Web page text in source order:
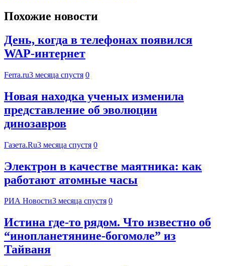
Похожие новости
День, когда в телефонах появился
WAP-интернет
Ferra.ru3 месяца спустя 0
Новая находка ученых изменила
представление об эволюции
динозавров
Газета.Ru3 месяца спустя 0
Электрон в качестве маятника: как
работают атомные часы
РИА Новости3 месяца спустя 0
Истина где-то рядом. Что известно об
“инопланетянине-богомоле” из
Тайваня